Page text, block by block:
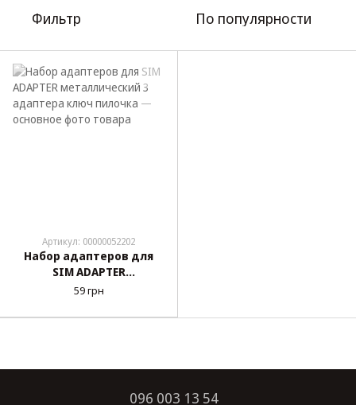
Фильтр По популярности
Артикул: 00000052202
Набор адаптеров для
SIM ADAPTER
металлический 3
59 грн
096 003 13 54